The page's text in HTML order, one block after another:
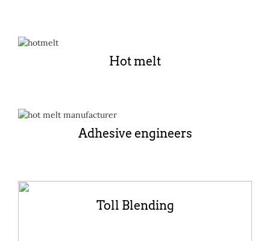
Hot melt
Adhesive engineers
Toll Blending